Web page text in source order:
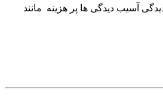
آسیب دیدگی ها پر هزینه مانند